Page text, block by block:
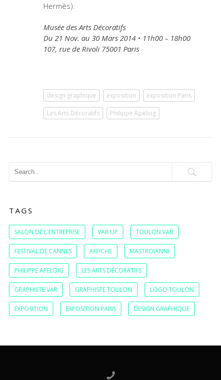
Hermès).
Musée des Arts Décoratifs
Du 21 Nov. au 30 Mars 2014 • 11h00 – 18h00
107, rue de Rivoli 75001 Paris
design graphique exposition exposition Paris
Les Arts Décoratifs Philippe Apeloig
TAGS
SALON DE L'ENTREPRISE VAR UP TOULON VAR
FESTIVAL DE CANNES AFFICHE MASTROIANNI
PHILIPPE APELOIG LES ARTS DÉCORATIFS
GRAPHISTE VAR GRAPHISTE TOULON LOGO TOULON
EXPOSITION EXPOSITION PARIS DESIGN GRAPHIQUE